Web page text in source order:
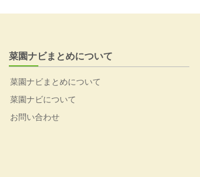
菜園ナビまとめについて
菜園ナビまとめについて
菜園ナビについて
お問い合わせ